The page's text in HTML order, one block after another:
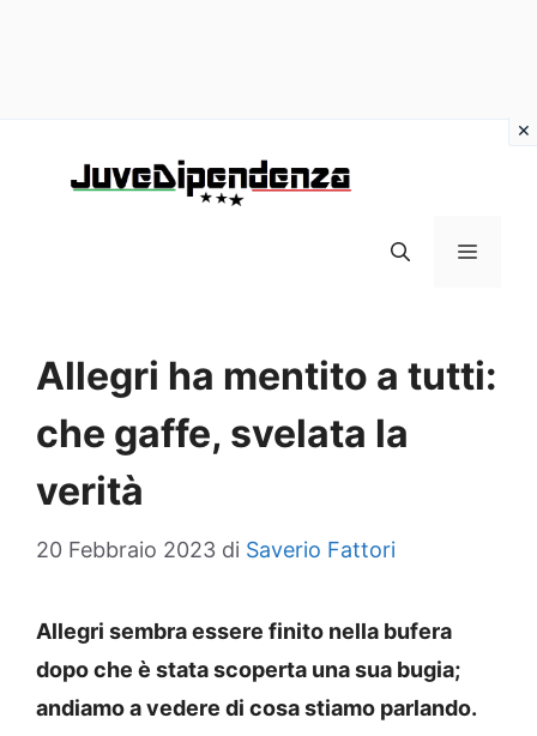
MENU
Allegri ha mentito a tutti:
che gaffe, svelata la
verità
20 Febbraio 2023 di Saverio Fattori
Allegri sembra essere finito nella bufera
dopo che è stata scoperta una sua bugia;
andiamo a vedere di cosa stiamo parlando.